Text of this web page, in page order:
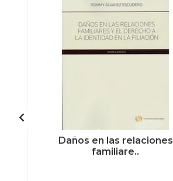
Daños en las relaciones
familiare..